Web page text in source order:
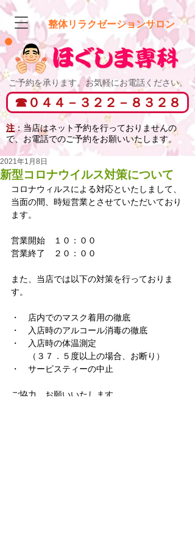
整体リラクゼーションサロン
​ご予約を承ります。お気軽にお電話ください。
​☎０４４－３２２－８３２８
注 ：当店はネット予約を行っておりませんの
で、 お電話でのご予約をお願いいたします。
新型コロナウイルス対策について
2021年1月8日
コロナウィルスによる対応といたしまして、
当面の間、時短営業とさせていただいており
ます。
営業開始　１０：００
営業終了　２０：００
また、当店では以下の対策を行っておりま
す。
・　店内でのマスク着用の徹底
・　入店時のアルコール消毒の徹底
・　入店時の体温測定
（３７．５度以上の場合、お断り）
​・　サービスティーの中止
​ご協力、お願いいたします。